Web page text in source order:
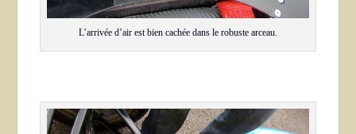
L’arrivée d’air est bien cachée dans le robuste arceau.